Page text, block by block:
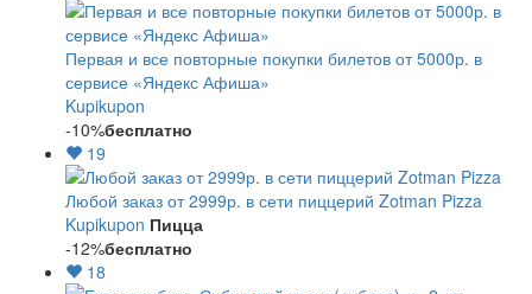
Первая и все повторные покупки билетов от 5000р. в
сервисе «Яндекс Афиша»
Kupikupon
-10%бесплатно
19
Любой заказ от 2999р. в сети пиццерий Zotman Pizza
Kupikupon Пицца
-12%бесплатно
18